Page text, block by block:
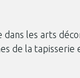
les arts
de la tapisserie